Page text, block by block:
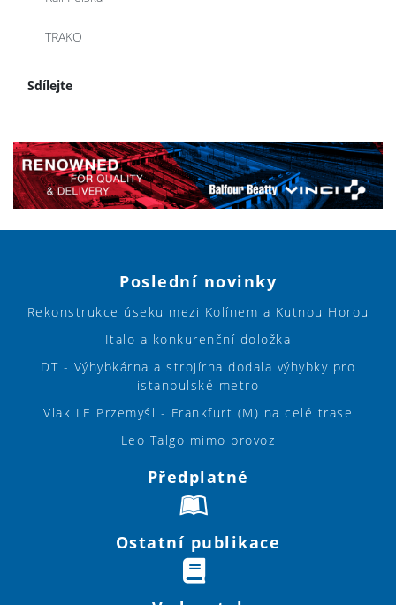
TRAKO
Sdílejte
Poslední novinky
Rekonstrukce úseku mezi Kolínem a Kutnou Horou
Italo a konkurenční doložka
DT - Výhybkárna a strojírna dodala výhybky pro
istanbulské metro
Vlak LE Przemyśl - Frankfurt (M) na celé trase
Leo Talgo mimo provoz
Předplatné
Ostatní publikace